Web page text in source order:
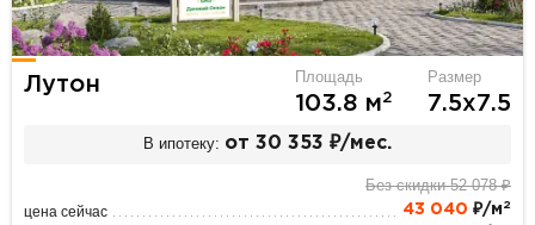
Лутон Площадь
103.8 м2
Размер
7.5х7.5
В ипотеку: от 30 353 ₽/мес.
Без скидки 52 078 ₽
цена сейчас 43 040 ₽/м 2